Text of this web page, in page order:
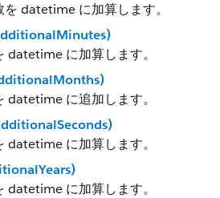
datetime に加算します。
datetime に加算します。
datetime に追加します。
datetime に加算します。
datetime に加算します。